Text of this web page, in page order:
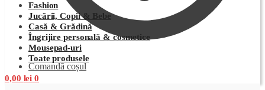
Comandă coșul
Fashion
Jucării, Copii & Bebe
Casă & Grădină
Îngrijire personală & cosmetice
Mousepad-uri
Toate produsele
0,00 lei 0